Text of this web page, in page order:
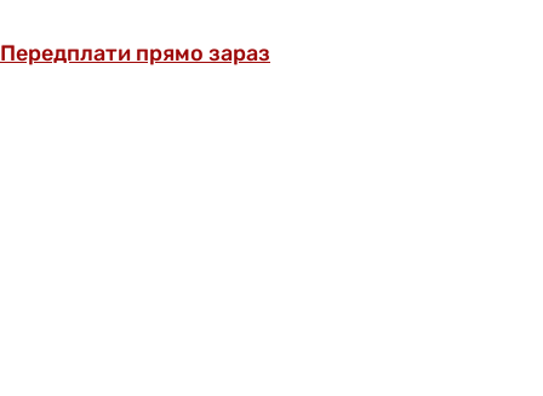
Передплати прямо зараз